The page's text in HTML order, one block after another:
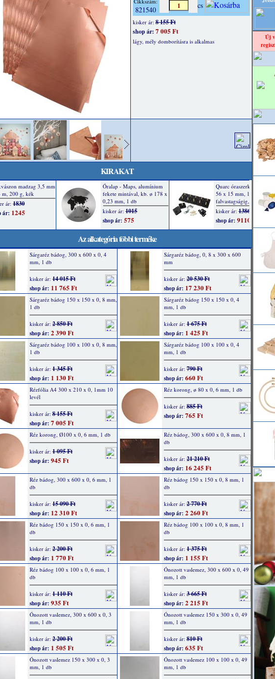
821540 cs
kisker ár: 8 155 Ft
shop ár: 7 005 Ft
lágy, mély domborításra is alkalmas
KIRAKAT
Az alkategória többi terméke
Sárgaréz bádog, 300 x 600 x 0, 4
mm, 1 db
kisker ár: 14 015 Ft
shop ár: 11 765 Ft
Sárgaréz bádog, 0, 8 x 300 x 600
mm
kisker ár: 20 530 Ft
shop ár: 17 230 Ft
Sárgaréz bádog 150 x 150 x 0, 8 mm,
1 db
kisker ár: 2 850 Ft
shop ár: 2 390 Ft
Sárgaréz bádog 150 x 150 x 0, 4
mm, 1 db
kisker ár: 1 675 Ft
shop ár: 1 425 Ft
Sárgaréz bádog 100 x 100 x 0, 8 mm,
1 db
kisker ár: 1 345 Ft
shop ár: 1 130 Ft
Sárgaréz bádog 100 x 100 x 0, 4
mm, 1 db
kisker ár: 790 Ft
shop ár: 660 Ft
Rézfólia A4 300 x 210 x 0, 1mm 10
levél
kisker ár: 8 155 Ft
shop ár: 7 005 Ft
Réz korong, ø 80 x 0, 6 mm, 1 db
kisker ár: 885 Ft
shop ár: 765 Ft
Réz korong, Ø100 x 0, 6 mm, 1 db
kisker ár: 1 095 Ft
shop ár: 945 Ft
Réz bádog, 300 x 600 x 0, 8 mm, 1
db
kisker ár: 21 210 Ft
shop ár: 16 245 Ft
Réz bádog, 300 x 600 x 0, 6 mm, 1
db
kisker ár: 15 090 Ft
shop ár: 12 310 Ft
Réz bádog 150 x 150 x 0, 8 mm, 1
db
kisker ár: 2 770 Ft
shop ár: 2 260 Ft
Réz bádog 150 x 150 x 0, 6 mm, 1
db
kisker ár: 2 200 Ft
shop ár: 1 770 Ft
Réz bádog 100 x 100 x 0, 8 mm, 1
db
kisker ár: 1 375 Ft
shop ár: 1 155 Ft
Réz bádog 100 x 100 x 0, 6 mm, 1
db
kisker ár: 1 110 Ft
shop ár: 935 Ft
Ónozott vaslemez, 300 x 600 x 0, 49
mm, 1 db
kisker ár: 3 665 Ft
shop ár: 2 215 Ft
Ónozott vaslemez, 300 x 600 x 0, 3
mm, 1 db
kisker ár: 2 200 Ft
shop ár: 1 505 Ft
Ónozott vaslemez 150 x 300 x 0, 49
mm, 1 db
kisker ár: 810 Ft
shop ár: 635 Ft
Ónozott vaslemez 150 x 300 x 0, 3
mm, 1 db
Ónozott vaslemez 100 x 100 x 0, 49
mm, 1 db
Új